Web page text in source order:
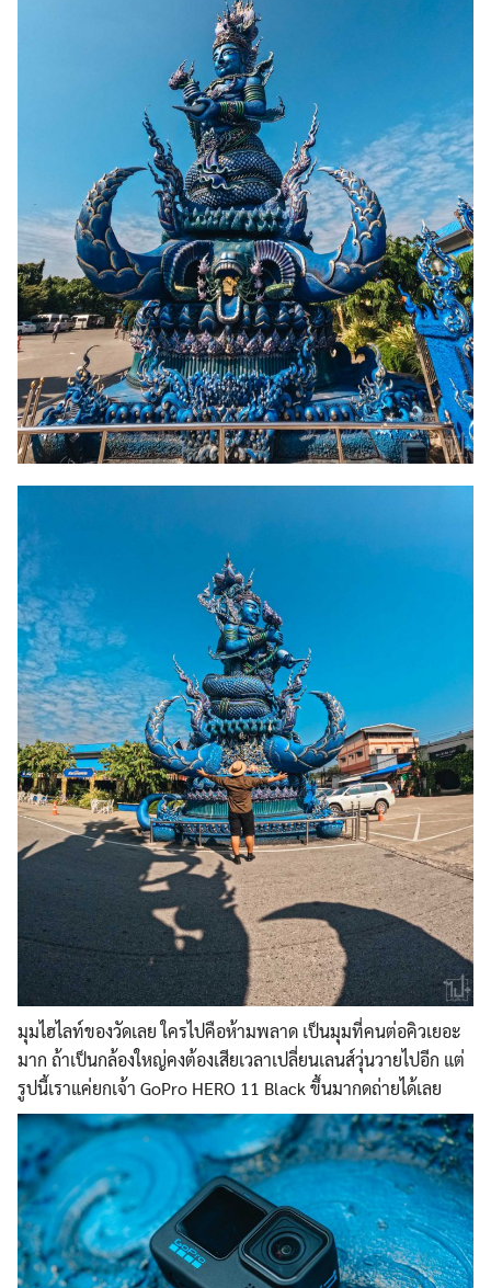
มุมไฮไลท์ของวัดเลย ใครไปคือห้ามพลาด เป็นมุมที่คนต่อคิวเยอะ
มาก ถ้าเป็นกล้องใหญ่คงต้องเสียเวลาเปลี่ยนเลนส์วุ่นวายไปอีก แต่
รูปนี้เราแค่ยกเจ้า GoPro HERO 11 Black ขึ้นมากดถ่ายได้เลย